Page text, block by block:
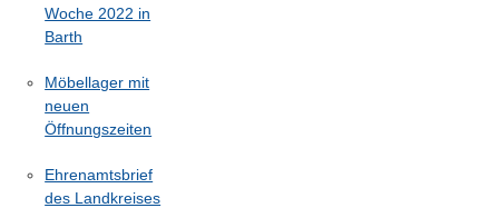
Woche 2022 in
Barth
Möbellager mit
neuen
Öffnungszeiten
Ehrenamtsbrief
des Landkreises